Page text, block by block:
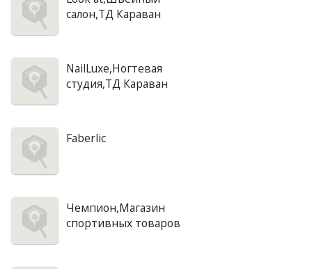
салон,ТД Караван
NailLuxe,Ногтевая
студия,ТД Караван
Faberlic
Чемпион,Магазин
спортивных товаров